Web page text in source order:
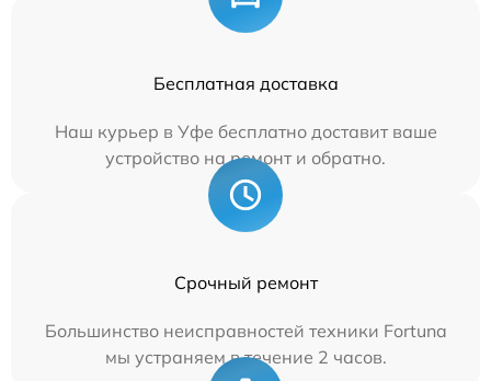
Бесплатная доставка
Наш курьер в Уфе бесплатно доставит ваше
устройство на ремонт и обратно.
Срочный ремонт
Большинство неисправностей техники Fortuna
мы устраняем в течение 2 часов.